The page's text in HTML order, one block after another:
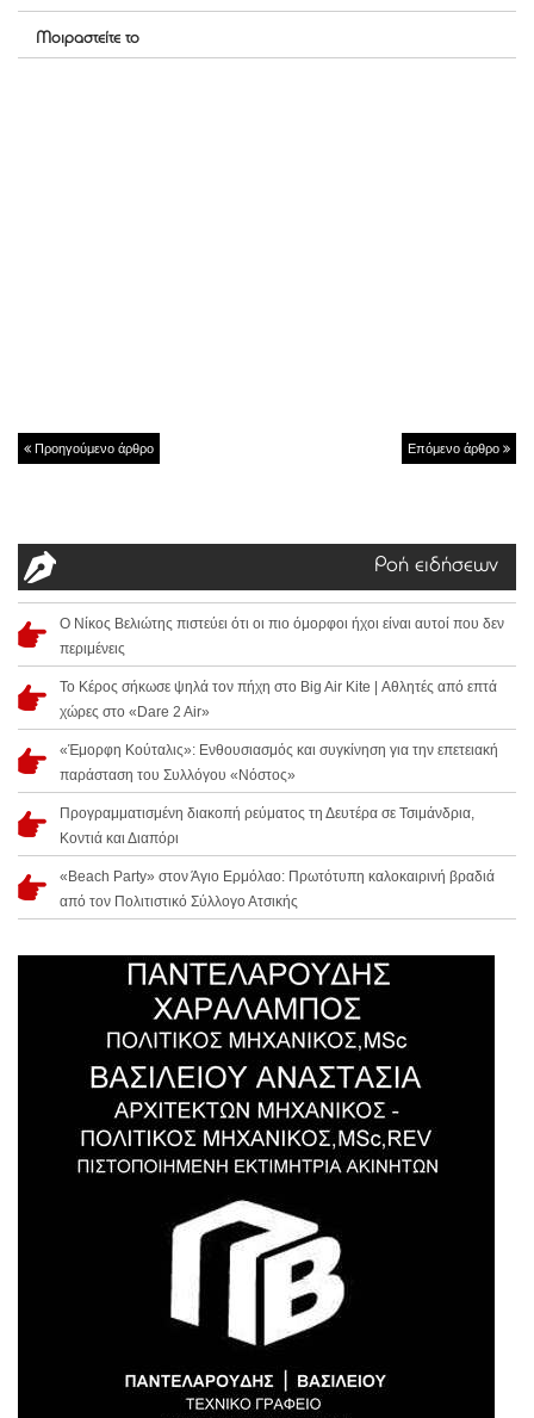
Μοιραστείτε το
Προηγούμενο άρθρο Επόμενο άρθρο
Ροή ειδήσεων
Ο Νίκος Βελιώτης πιστεύει ότι οι πιο όμορφοι ήχοι είναι αυτοί που δεν
περιμένεις
Το Κέρος σήκωσε ψηλά τον πήχη στο Big Air Kite | Αθλητές από επτά
χώρες στο «Dare 2 Air»
«Έμορφη Κούταλις»: Ενθουσιασμός και συγκίνηση για την επετειακή
παράσταση του Συλλόγου «Νόστος»
Προγραμματισμένη διακοπή ρεύματος τη Δευτέρα σε Τσιμάνδρια,
Κοντιά και Διαπόρι
«Beach Party» στον Άγιο Ερμόλαο: Πρωτότυπη καλοκαιρινή βραδιά
από τον Πολιτιστικό Σύλλογο Ατσικής